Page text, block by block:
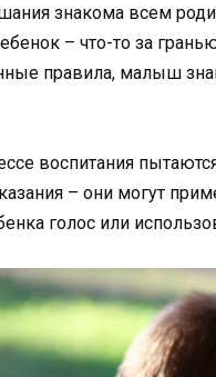
знакома всем
– что-то за
правила, малыш
воспитания
– они могут
голос или